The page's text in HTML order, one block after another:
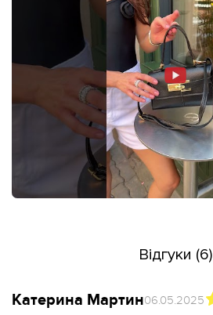
Відгуки (6)
Катерина Мартин06.05.2025